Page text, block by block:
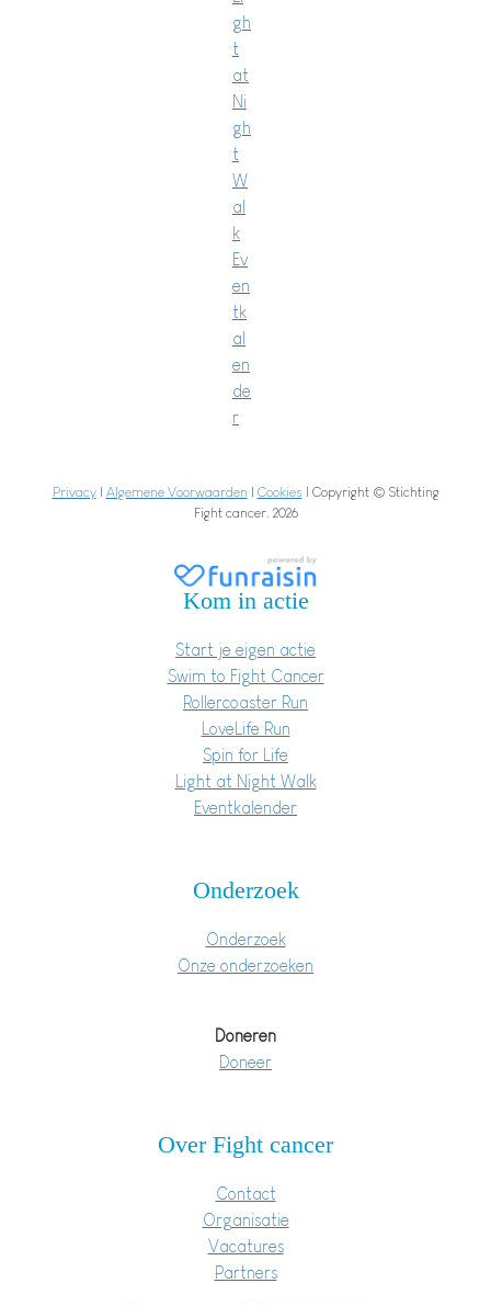
gh
t
at
Ni
gh
t
W
al
k
Ev
en
tk
al
en
de
r
Privacy| Algemene Voorwaarden | Cookies | Copyright © Stichting
Fight cancer. 2026
Kom in actie
Start je eigen actie
Swim to Fight Cancer
Rollercoaster Run
LoveLife Run
Spin for Life
Light at Night Walk
Eventkalender
Onderzoek
Onderzoek
Onze onderzoeken
Doneren
Doneer
Over Fight cancer
Contact
Organisatie
Vacatures
Partners